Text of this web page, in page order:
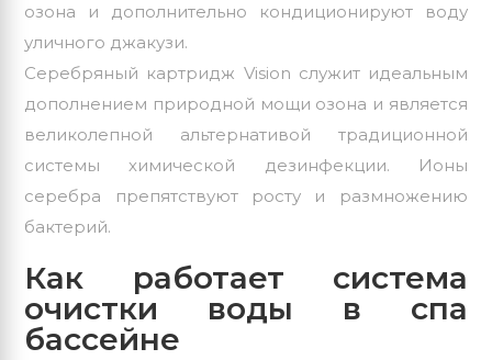
озона и дополнительно кондиционируют воду
уличного джакузи.
Серебряный картридж Vision служит идеальным
дополнением природной мощи озона и является
великолепной альтернативой традиционной
системы химической дезинфекции. Ионы
серебра препятствуют росту и размножению
бактерий.
Как работает система
очистки воды в спа
бассейне